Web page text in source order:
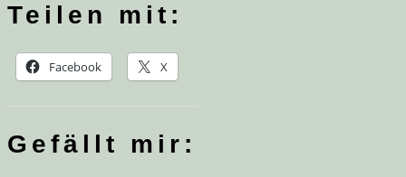
Teilen mit:
Facebook X
Gefällt mir: